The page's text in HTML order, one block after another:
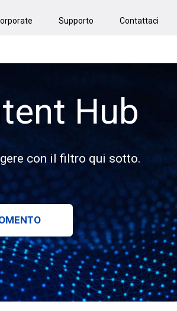
Supporto Contattaci
Hub
con il filtro qui sotto.